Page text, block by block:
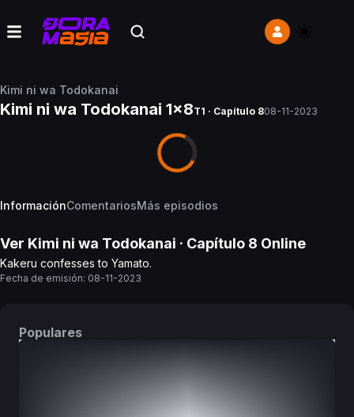
Kimi ni wa Todokanai
Kimi ni wa Todokanai 1x8T1 · Capítulo 808-11-2023
InformaciónComentariosMás episodios
Ver Kimi ni wa Todokanai · Capítulo 8 Online
Kakeru confesses to Yamato.
Fecha de emisión: 08-11-2023
Populares